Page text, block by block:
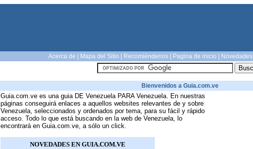
Acerca de Mapa del Sitio Recomiéndenos| Pagina de inicio Novedades|
Bienvenidos a Guia.com.ve
Guia.com.ve es una guia DE Venezuela PARA Venezuela. En nuestras
páginas conseguirá enlaces a aquellos websites relevantes de y sobre
Venezuela, seleccionados y ordenados por tema, para su fácil y rápido
acceso. Todo lo que está buscando en la web de Venezuela, lo
encontrará en Guia.com.ve, a sólo un click.
NOVEDADES EN GUIA.COM.VE